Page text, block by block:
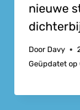
nieuwe
Door Davy
Geüpdatet op